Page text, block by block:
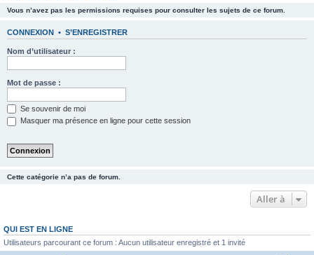
Vous n’avez pas les permissions requises pour consulter les sujets de ce forum.
CONNEXION • S’ENREGISTRER
Nom d’utilisateur :
Mot de passe :
Se souvenir de moi
Masquer ma présence en ligne pour cette session
Cette catégorie n’a pas de forum.
Aller à
QUI EST EN LIGNE
Utilisateurs parcourant ce forum : Aucun utilisateur enregistré et 1 invité